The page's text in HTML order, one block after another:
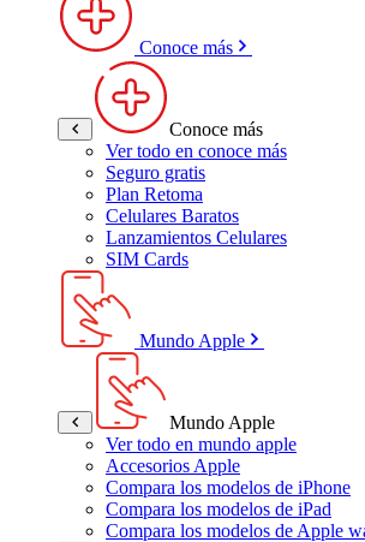
Conoce más
Conoce más
Ver todo en conoce más
Seguro gratis
Plan Retoma
Celulares Baratos
Lanzamientos Celulares
SIM Cards
Mundo Apple
Mundo Apple
Ver todo en mundo apple
Accesorios Apple
Compara los modelos de iPhone
Compara los modelos de iPad
Compara los modelos de Apple